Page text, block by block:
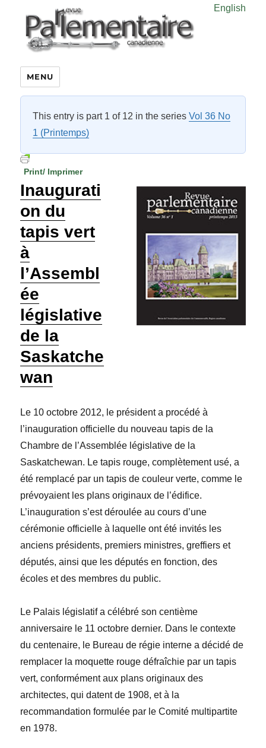
English
MENU
This entry is part 1 of 12 in the seriesVol 36 No
1 (Printemps)
Print/ Imprimer
Inaugurati
on du
tapis vert
à
l’Assembl
ée
législative
de la
Saskatche
wan
Le 10 octobre 2012, le président a procédé à
l’inauguration officielle du nouveau tapis de la
Chambre de l’Assemblée législative de la
Saskatchewan. Le tapis rouge, complètement usé, a
été remplacé par un tapis de couleur verte, comme le
prévoyaient les plans originaux de l’édifice.
L’inauguration s’est déroulée au cours d’une
cérémonie officielle à laquelle ont été invités les
anciens présidents, premiers ministres, greffiers et
députés, ainsi que les députés en fonction, des
écoles et des membres du public.
Le Palais législatif a célébré son centième
anniversaire le 11 octobre dernier. Dans le contexte
du centenaire, le Bureau de régie interne a décidé de
remplacer la moquette rouge défraîchie par un tapis
vert, conformément aux plans originaux des
architectes, qui datent de 1908, et à la
recommandation formulée par le Comité multipartite
en 1978.